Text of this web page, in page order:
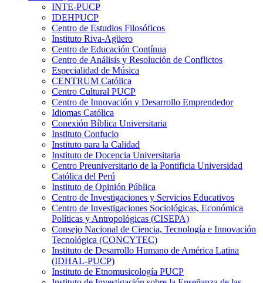
INTE-PUCP
IDEHPUCP
Centro de Estudios Filosóficos
Instituto Riva-Agüero
Centro de Educación Contínua
Centro de Análisis y Resolución de Conflictos
Especialidad de Música
CENTRUM Católica
Centro Cultural PUCP
Centro de Innovación y Desarrollo Emprendedor
Idiomas Católica
Conexión Bíblica Universitaria
Instituto Confucio
Instituto para la Calidad
Instituto de Docencia Universitaria
Centro Preuniversitario de la Pontificia Universidad
Católica del Perú
Instituto de Opinión Pública
Centro de Investigaciones y Servicios Educativos
Centro de Investigaciones Sociológicas, Económica
Políticas y Antropológicas (CISEPA)
Consejo Nacional de Ciencia, Tecnología e Innovación
Tecnológica (CONCYTEC)
Instituto de Desarrollo Humano de América Latina
(IDHAL-PUCP)
Instituto de Etnomusicología PUCP